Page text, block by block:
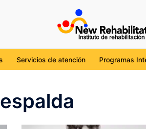
Servicios de atención Programas